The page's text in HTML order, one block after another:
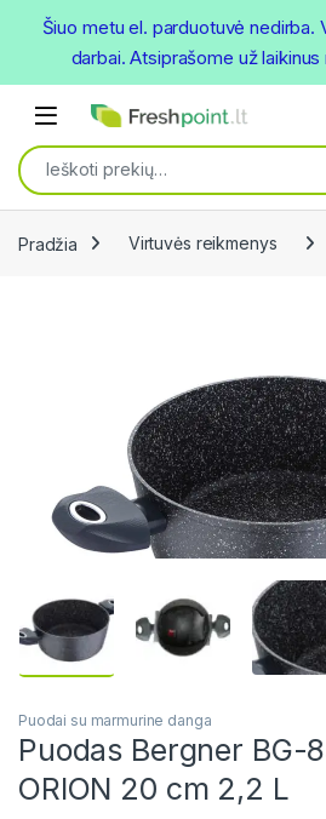
Open
Ieškoti:
Pradžia Virtuvės reikmenys
Puodai su marmurine danga
Puodas Bergner BG-
ORION 20 cm 2,2 L
Šiuo metu el. parduotuvė nedirba.
darbai. Atsiprašome už